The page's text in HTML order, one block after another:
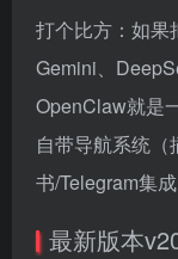
打个比方：如果
Gemini、
OpenClaw就是
自带导航系统
书/Telegram集
最新版本